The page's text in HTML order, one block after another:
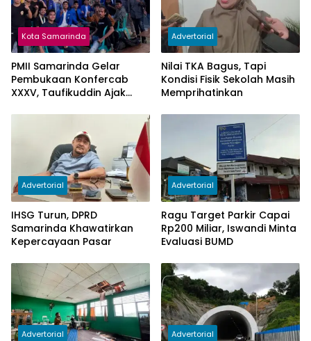
Kota Samarinda
PMII Samarinda Gelar
Pembukaan Konfercab
XXXV, Taufikuddin Ajak
Advertorial
Nilai TKA Bagus, Tapi
Kondisi Fisik Sekolah Masih
Memprihatinkan
Advertorial
IHSG Turun, DPRD
Samarinda Khawatirkan
Kepercayaan Pasar
Advertorial
Ragu Target Parkir Capai
Rp200 Miliar, Iswandi Minta
Evaluasi BUMD
Advertorial Advertorial